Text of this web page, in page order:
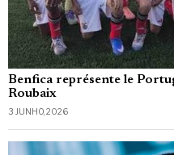
Benfica représente le
Roubaix
3 JUNHO, 2026